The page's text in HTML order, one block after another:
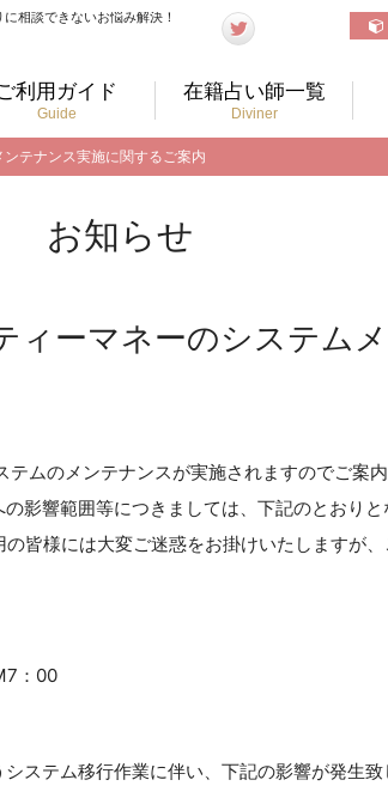
相談できないお悩み解決！
利用ガイド
Guide
在籍占い師一覧
Diviner
テナンス実施に関するご案内
お知らせ
ィーマネーのシステム
ムのメンテナンスが実施されますのでご案内
影響範囲等につきましては、下記のとおり
皆様には大変ご迷惑をお掛けいたしますが
：00
ステム移行作業に伴い、下記の影響が発生致